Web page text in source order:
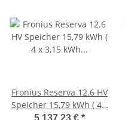
Fronius Reserva 12.6 HV
Speicher 15,79 kWh ( 4 x
3,15 kWh 4,240,370 +
5.137,23 € *